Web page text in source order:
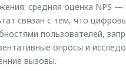
средняя оценка NPS
связан с тем, что
пользователей,
опросы и
вызовы.